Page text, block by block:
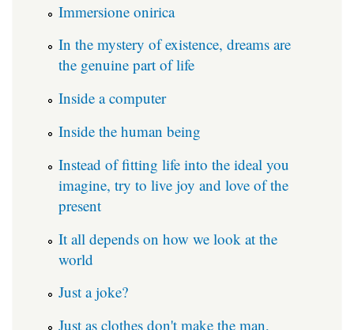
Immersione onirica
In the mystery of existence, dreams are
the genuine part of life
Inside a computer
Inside the human being
Instead of fitting life into the ideal you
imagine, try to live joy and love of the
present
It all depends on how we look at the
world
Just a joke?
Just as clothes don't make the man,